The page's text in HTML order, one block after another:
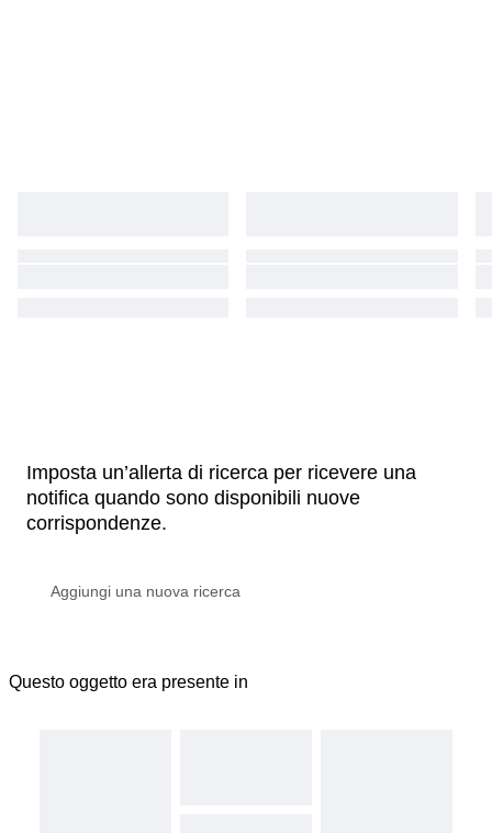
Imposta un’allerta di ricerca per ricevere una
notifica quando sono disponibili nuove
corrispondenze.
Questo oggetto era presente in